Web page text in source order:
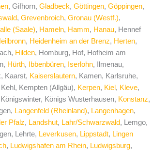
, Gifhorn, Gladbeck, Göttingen, Göppingen,
, Grevenbroich, Gronau (Westf.),
(Saale), Hameln, Hamm, Hanau, Hennef
, Heidenheim an der Brenz, Herten,
Hilden, Homburg, Hof, Hofheim am
Hürth, Ibbenbüren, Iserlohn, Ilmenau,
Kaarst, Kaiserslautern, Kamen, Karlsruhe,
Kempten (Allgäu), Kerpen, Kiel , Kleve,
Königs Wusterhausen, Konstanz,
Langenfeld (Rheinland), Langenhagen,
Pfalz, Landshut, Lahr/Schwarzwald, Lemgo,
Lehrte, Leverkusen, Lippstadt, Lingen
, Ludwigshafen am Rhein, Ludwigsburg,